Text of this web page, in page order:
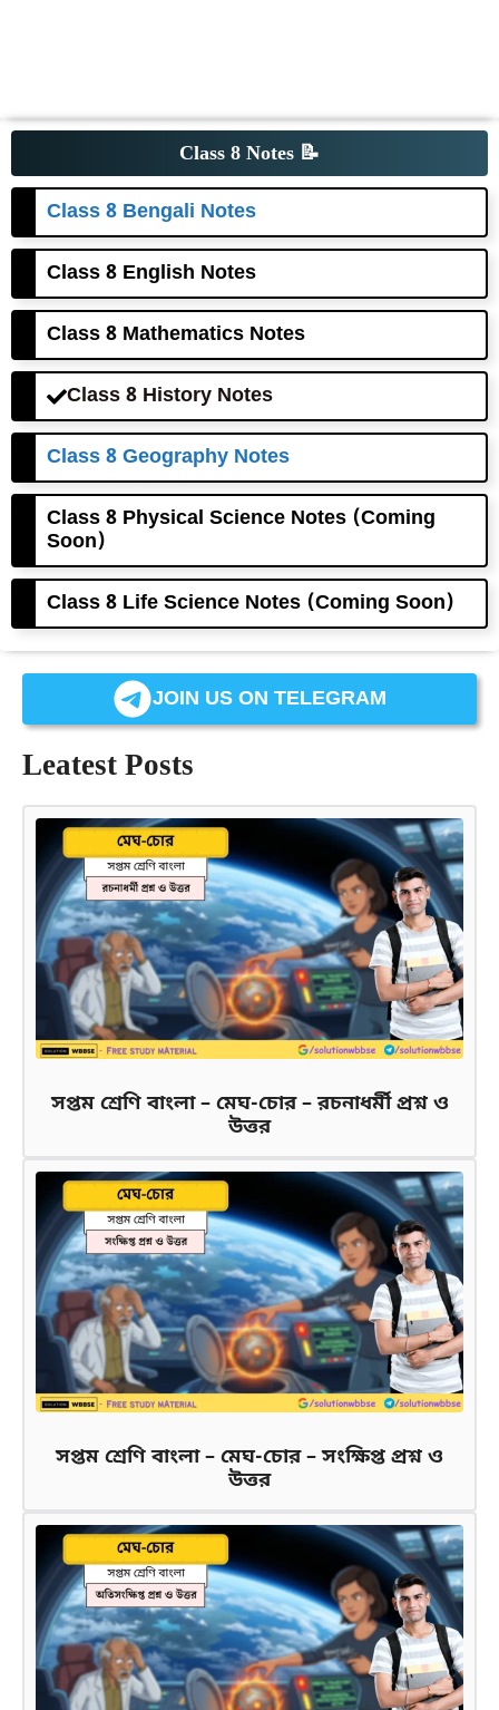
Class 8 Notes 📝
Class 8 Bengali Notes
Class 8 English Notes
Class 8 Mathematics Notes
Class 8 History Notes
Class 8 Geography Notes
Class 8 Physical Science Notes (Coming
Soon)
Class 8 Life Science Notes (Coming Soon)
JOIN US ON TELEGRAM
Leatest Posts
সপ্তম শ্রেণি বাংলা – মেঘ-চোর – রচনাধর্মী প্রশ্ন ও
উত্তর
সপ্তম শ্রেণি বাংলা – মেঘ-চোর – সংক্ষিপ্ত প্রশ্ন ও
উত্তর